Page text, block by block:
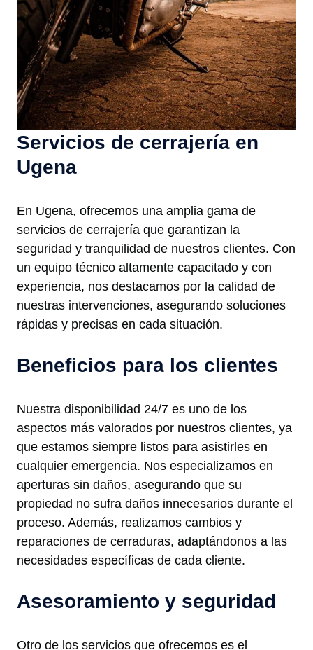
Servicios de cerrajería en
Ugena
En Ugena, ofrecemos una amplia gama de
servicios de cerrajería que garantizan la
seguridad y tranquilidad de nuestros clientes. Con
un equipo técnico altamente capacitado y con
experiencia, nos destacamos por la calidad de
nuestras intervenciones, asegurando soluciones
rápidas y precisas en cada situación.
Beneficios para los clientes
Nuestra disponibilidad 24/7 es uno de los
aspectos más valorados por nuestros clientes, ya
que estamos siempre listos para asistirles en
cualquier emergencia. Nos especializamos en
aperturas sin daños, asegurando que su
propiedad no sufra daños innecesarios durante el
proceso. Además, realizamos cambios y
reparaciones de cerraduras, adaptándonos a las
necesidades específicas de cada cliente.
Asesoramiento y seguridad
Otro de los servicios que ofrecemos es el